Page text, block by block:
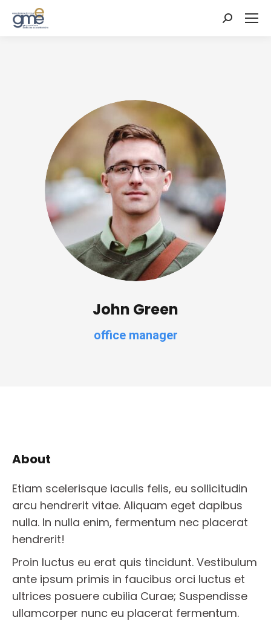
Cerca:
John Green
office manager
About
Etiam scelerisque iaculis felis, eu sollicitudin
arcu hendrerit vitae. Aliquam eget dapibus
nulla. In nulla enim, fermentum nec placerat
hendrerit!
Proin luctus eu erat quis tincidunt. Vestibulum
ante ipsum primis in faucibus orci luctus et
ultrices posuere cubilia Curae; Suspendisse
ullamcorper nunc eu placerat fermentum.